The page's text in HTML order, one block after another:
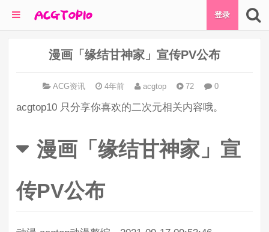
登录
漫画「缘结甘神家」宣传PV公布
ACG资讯 4年前 acgtop 72 0
acgtop10 只分享你喜欢的二次元相关内容哦。
漫画「缘结甘神家」宣
传PV公布